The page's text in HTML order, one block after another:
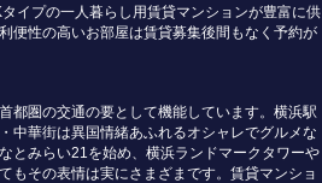
イプの一人暮らし用賃貸マンションが豊富に供
便性の高いお部屋は賃貸募集後間もなく予約が
都圏の交通の要として機能しています。横浜駅
中華街は異国情緒あふれるオシャレでグルメな
とみらい21を始め、横浜ランドマークタワーや
もその表情は実にさまざまです。賃貸マンショ